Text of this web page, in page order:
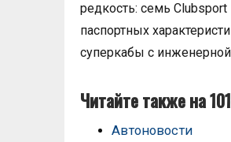
редкость: семь
паспортных
суперкабы с
Читайте также на
Автоновости